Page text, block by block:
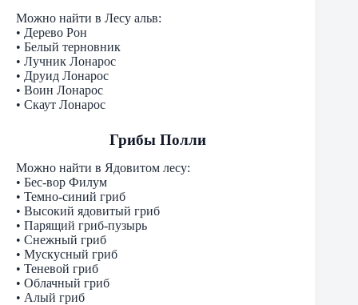
Можно найти в Лесу альв:
• Дерево Рон
• Белый терновник
• Лучник Лонарос
• Друид Лонарос
• Воин Лонарос
• Скаут Лонарос
Грибы Полли
Можно найти в Ядовитом лесу:
• Бес-вор Филум
• Темно-синий гриб
• Высокий ядовитый гриб
• Парящий гриб-пузырь
• Снежный гриб
• Мускусный гриб
• Теневой гриб
• Облачный гриб
• Алый гриб